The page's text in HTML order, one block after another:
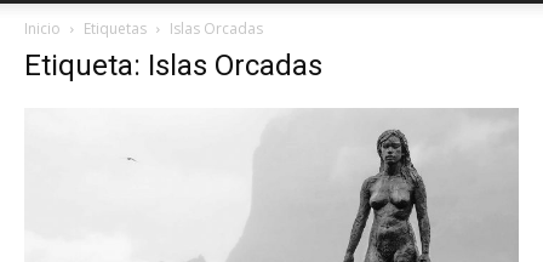
Inicio Etiquetas Islas Orcadas
Etiqueta: Islas Orcadas